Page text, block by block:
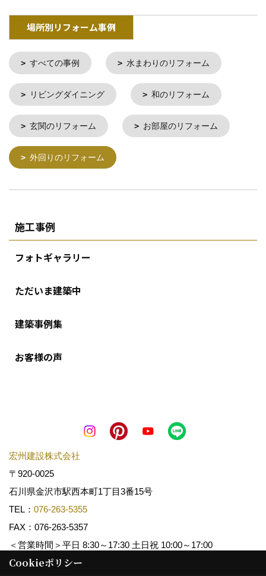
場所別リフォーム事例
すべての事例 水まわりのリフォーム
リビングダイニング 和のリフォーム
玄関のリフォーム お部屋のリフォーム
外回りのリフォーム
施工事例
フォトギャラリー
ただいま建築中
建築事例集
お客様の声
宏州建設株式会社
〒920-0025
石川県金沢市駅西本町1丁目3番15号
TEL： 076-263-5355
FAX：076-263-5357
＜営業時間＞平日 8:30～17:30 土日祝 10:00～17:00
Cookieポリシー